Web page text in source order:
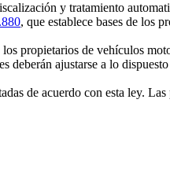
y tratamiento
, que establece bases de los
propietarios de vehículos
ajustarse a lo
de acuerdo con esta ley.